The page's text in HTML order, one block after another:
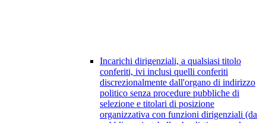
Incarichi dirigenziali, a qualsiasi titolo
conferiti, ivi inclusi quelli conferiti
discrezionalmente dall'organo di indirizzo
politico senza procedure pubbliche di
selezione e titolari di posizione
organizzativa con funzioni dirigenziali (da